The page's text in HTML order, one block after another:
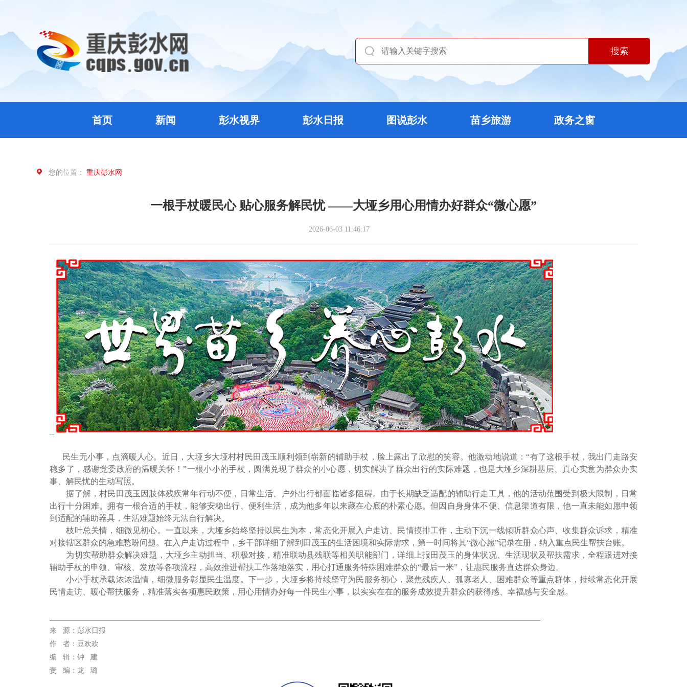
搜索
首页 新闻 彭水视界 彭水日报 图说彭水 苗乡旅游 政务之窗
您的位置： 重庆彭水网
一根手杖暖民心 贴心服务解民忧 ——大垭乡用心用情办好群众“微心愿”
2026-06-03 11:46:17
民生无小事，点滴暖人心。近日，大垭乡大垭村村民田茂玉顺利领到崭新的辅助手杖，脸上露出了欣慰的笑容。他激动地说道：“有了这根手杖，我出门走路安
稳多了，感谢党委政府的温暖关怀！”一根小小的手杖，圆满兑现了群众的小心愿，切实解决了群众出行的实际难题，也是大垭乡深耕基层、真心实意为群众办实
事、解民忧的生动写照。
据了解，村民田茂玉因肢体残疾常年行动不便，日常生活、户外出行都面临诸多阻碍。由于长期缺乏适配的辅助行走工具，他的活动范围受到极大限制，日常
出行十分困难。拥有一根合适的手杖，能够安稳出行、便利生活，成为他多年以来藏在心底的朴素心愿。但因自身身体不便、信息渠道有限，他一直未能如愿申领
到适配的辅助器具，生活难题始终无法自行解决。
枝叶总关情，细微见初心。一直以来，大垭乡始终坚持以民生为本，常态化开展入户走访、民情摸排工作，主动下沉一线倾听群众心声、收集群众诉求，精准
对接辖区群众的急难愁盼问题。在入户走访过程中，乡干部详细了解到田茂玉的生活困境和实际需求，第一时间将其“微心愿”记录在册，纳入重点民生帮扶台账。
为切实帮助群众解决难题，大垭乡主动担当、积极对接，精准联动县残联等相关职能部门，详细上报田茂玉的身体状况、生活现状及帮扶需求，全程跟进对接
辅助手杖的申领、审核、发放等各项流程，高效推进帮扶工作落地落实，用心打通服务特殊困难群众的“最后一米”，让惠民服务直达群众身边。
小小手杖承载浓浓温情，细微服务彰显民生温度。下一步，大垭乡将持续坚守为民服务初心，聚焦残疾人、孤寡老人、困难群众等重点群体，持续常态化开展
民情走访、暖心帮扶服务，精准落实各项惠民政策，用心用情办好每一件民生小事，以实实在在的服务成效提升群众的获得感、幸福感与安全感。
代佳兴
来 源 ：彭水日报
作 者：豆欢欢
编 辑：钟 建
责 编：龙 璐